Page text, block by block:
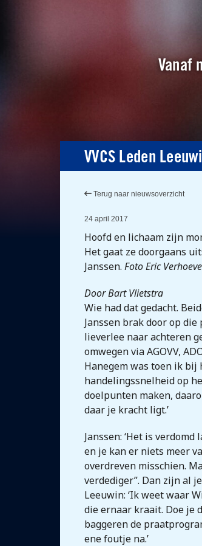
Vanaf
VVCS Leden
Terug naar nieuwsoverzicht
24 april 2017
Hoofd en lichaam zijn
Het gaat ze doorgaans
Janssen. Foto Eric
Door Bart Vlietstra
Wie had dat gedacht.
Janssen brak door op
lieverlee naar achteren
omwegen via AGOVV,
Hanegem was toen ik
handelingssnelheid op
doelpunten maken,
daar je kracht ligt.’
Janssen: ‘Het is
en je kan er niets meer
overdreven misschien.
verdediger”. Dan zijn al
Leeuwin: ‘Ik weet waar
die ernaar kraait. Doe je
baggeren de
ene foutje na.’